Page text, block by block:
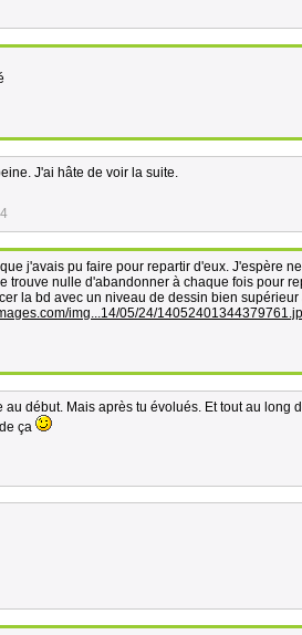
J'ai hâte de voir la suite.
j'avais pu faire pour repartir d'eux. J'espère
trouve nulle d'abandonner à chaque fois pour
la bd avec un niveau de dessin bien
img...14/05/24/
début. Mais après tu évolués. Et tout au long
ça